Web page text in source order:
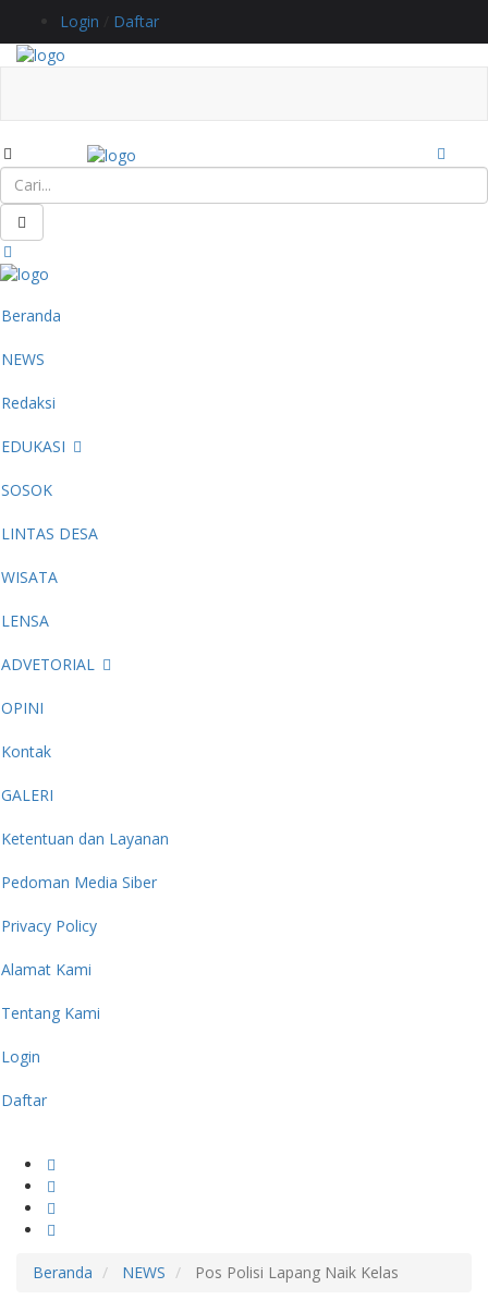
Login Daftar
Beranda
NEWS
Redaksi
EDUKASI
SOSOK
LINTAS DESA
WISATA
LENSA
ADVETORIAL
OPINI
Kontak
GALERI
Ketentuan dan Layanan
Pedoman Media Siber
Privacy Policy
Alamat Kami
Tentang Kami
Login
Daftar
Beranda NEWS Pos Polisi Lapang Naik Kelas